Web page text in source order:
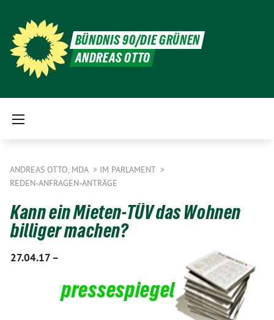
BÜNDNIS 90/DIE GRÜNEN
ANDREAS OTTO
ANDREAS OTTO, MDA
IM PARLAMENT
REDEN-ANFRAGEN-ANTRÄGE
Kann ein Mieten-TÜV das Wohnen
billiger machen?
27.04.17 –
pressespiegel